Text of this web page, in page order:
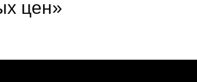
цен»